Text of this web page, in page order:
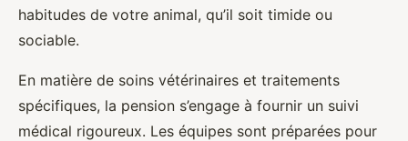
habitudes de votre animal, qu’il soit timide ou
sociable.
En matière de soins vétérinaires et traitements
spécifiques, la pension s’engage à fournir un suivi
médical rigoureux. Les équipes sont préparées pour